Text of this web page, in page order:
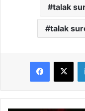
talak
talak